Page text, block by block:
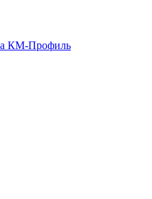
КМ-Профиль